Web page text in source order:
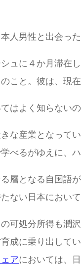
人男性と出会った
ュに４か月滞在
こと。彼は、現
はよく知らない
な産業となって
べるがゆえに、
層となる自国語
ない日本におい
可処分所得も潤
成に乗り出して
アにおいては、